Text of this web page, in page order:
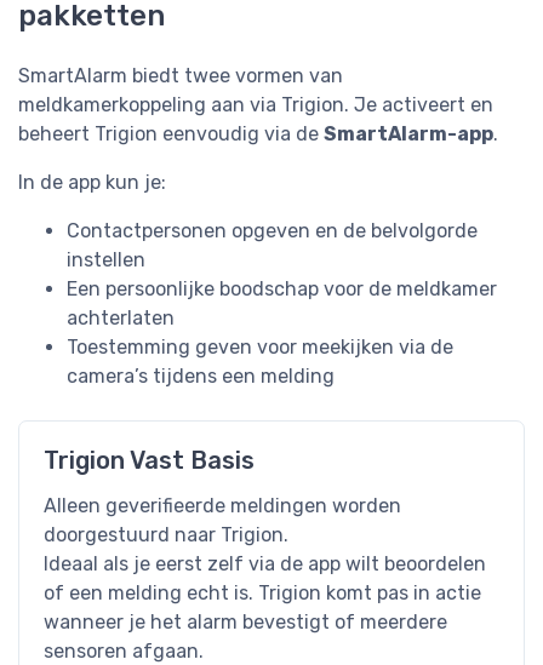
pakketten
SmartAlarm biedt twee vormen van
meldkamerkoppeling aan via Trigion. Je activeert en
beheert Trigion eenvoudig via de SmartAlarm-app.
In de app kun je:
Contactpersonen opgeven en de belvolgorde
instellen
Een persoonlijke boodschap voor de meldkamer
achterlaten
Toestemming geven voor meekijken via de
camera’s tijdens een melding
Trigion Vast Basis
Alleen geverifieerde meldingen worden
doorgestuurd naar Trigion.
Ideaal als je eerst zelf via de app wilt beoordelen
of een melding echt is. Trigion komt pas in actie
wanneer je het alarm bevestigt of meerdere
sensoren afgaan.